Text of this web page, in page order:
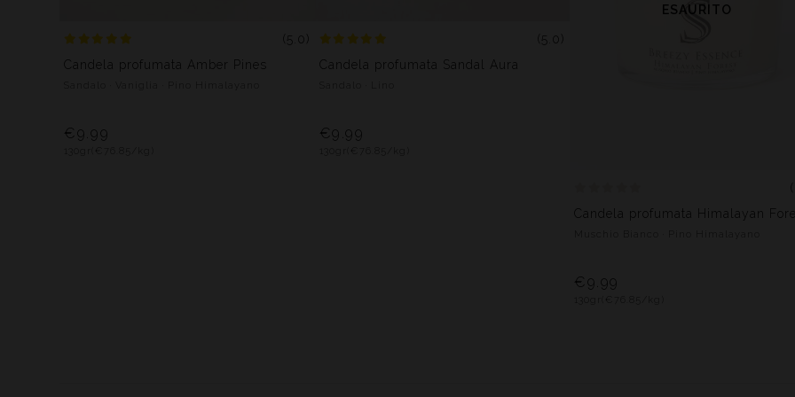
(5.0)
Candela profumata Amber Pines
€9.99
(€76.85/kg)
(5.0)
Candela profumata Sandal Aura
€9.99
(€76.85/kg)
ESAURITO
Candela profumata Himalayan
€9.99
(€76.85/kg)